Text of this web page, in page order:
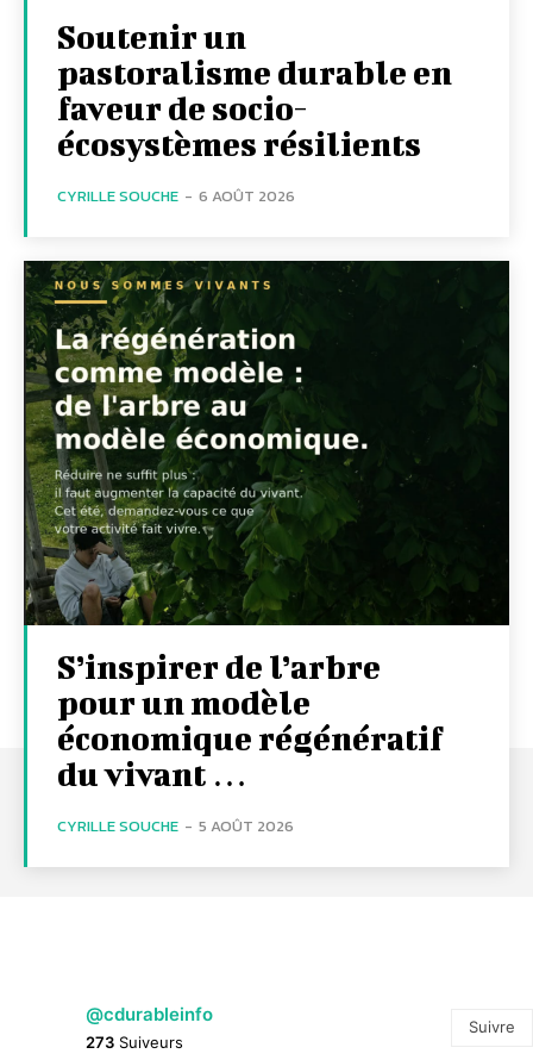
Soutenir un
pastoralisme durable en
faveur de socio-
écosystèmes résilients
CYRILLE SOUCHE - 6 AOÛT 2026
S’inspirer de l’arbre
pour un modèle
économique régénératif
du vivant …
CYRILLE SOUCHE - 5 AOÛT 2026
@cdurableinfo
273 Suiveurs
Suivre